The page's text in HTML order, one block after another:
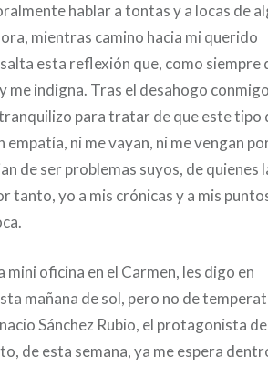
hablar a tontas y a locas de
mientras camino hacia mi querido
esta reflexión que, como siempre
me indigna. Tras el desahogo conmigo
para tratar de que este tipo
ni me vayan, ni me vengan
de ser problemas suyos, de quienes
tanto, yo a mis crónicas y a mis
mini oficina en el Carmen, les digo en
mañana de sol, pero no de
Sánchez Rubio, el protagonista
de esta semana, ya me espera